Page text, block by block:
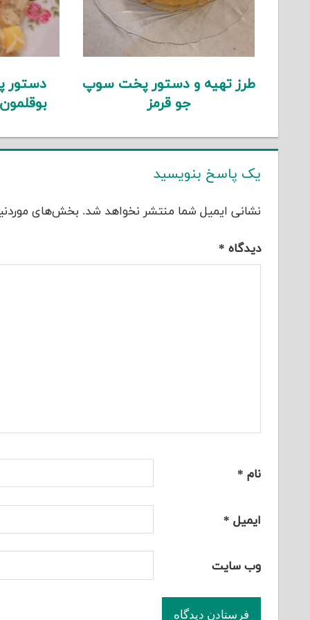
طرز تهیه و دستور پخت سوپ
جو قرمز
دستور
یک پاسخ بنویسید
نشانی ایمیل شما منتشر نخواهد شد. بخش‌های
دیدگاه *
نام *
ایمیل *
وب‌ سایت